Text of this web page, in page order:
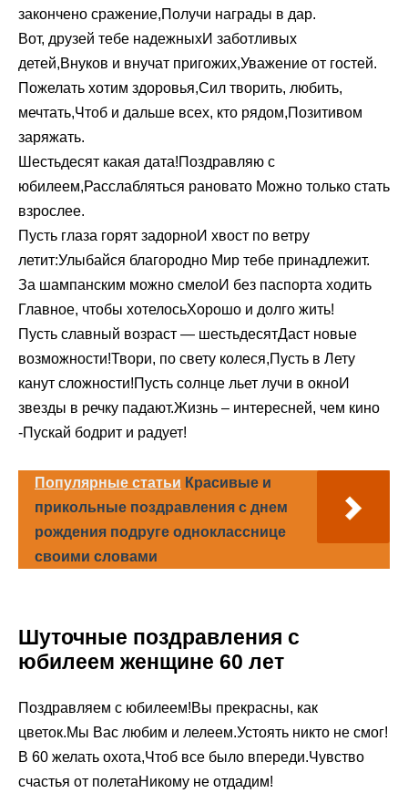
закончено сражение,Получи награды в дар.
Вот, друзей тебе надежныхИ заботливых
детей,Внуков и внучат пригожих,Уважение от гостей.
Пожелать хотим здоровья,Сил творить, любить,
мечтать,Чтоб и дальше всех, кто рядом,Позитивом
заряжать.
Шестьдесят какая дата!Поздравляю с
юбилеем,Расслабляться рановато Можно только стать
взрослее.
Пусть глаза горят задорноИ хвост по ветру
летит:Улыбайся благородно Мир тебе принадлежит.
За шампанским можно смелоИ без паспорта ходить
Главное, чтобы хотелосьХорошо и долго жить!
Пусть славный возраст — шестьдесятДаст новые
возможности!Твори, по свету колеся,Пусть в Лету
канут сложности!Пусть солнце льет лучи в окноИ
звезды в речку падают.Жизнь – интересней, чем кино
-Пускай бодрит и радует!
Популярные статьи Красивые и
прикольные поздравления с днем
рождения подруге однокласснице
своими словами
Шуточные поздравления с
юбилеем женщине 60 лет
Поздравляем с юбилеем!Вы прекрасны, как
цветок.Мы Вас любим и лелеем.Устоять никто не смог!
В 60 желать охота,Чтоб все было впереди.Чувство
счастья от полетаНикому не отдадим!